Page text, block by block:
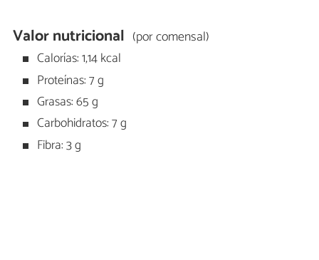
Valor nutricional (por comensal)
Calorías: 1,14 kcal
Proteínas: 7 g
Grasas: 65 g
Carbohidratos: 7 g
Fibra: 3 g